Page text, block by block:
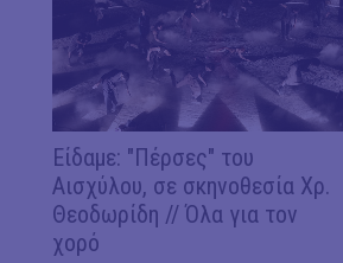
Είδαμε: "Πέρσες" του
Αισχύλου, σε σκηνοθεσία Χρ.
Θεοδωρίδη // Όλα για τον
χορό